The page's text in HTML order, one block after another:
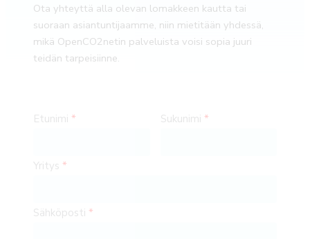
Ota yhteyttä alla olevan lomakkeen kautta tai
suoraan asiantuntijaamme, niin mietitään yhdessä,
mikä OpenCO2netin palveluista voisi sopia juuri
teidän tarpeisiinne.
Etunimi Sukunimi
Yritys
Sähköposti